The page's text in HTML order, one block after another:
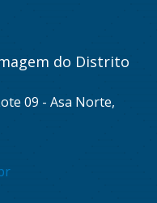
do Distrito
09 - Asa Norte,